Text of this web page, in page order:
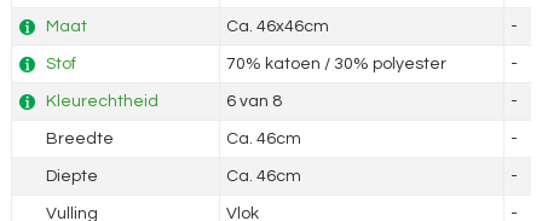
Maat Ca. 46x46cm -
Stof 70% katoen / 30% polyester -
Kleurechtheid 6 van 8 -
Breedte Ca. 46cm -
Diepte Ca. 46cm -
Vulling Vlok -